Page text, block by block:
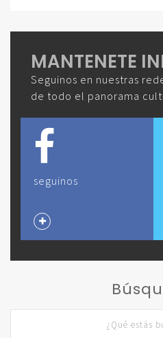
MANTENETE
Seguinos en nuestras
de todo el panorama
seguinos